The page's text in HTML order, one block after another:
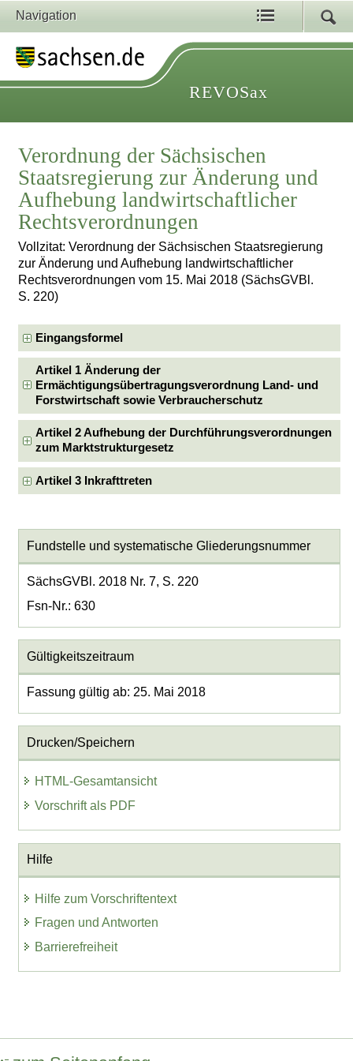
Navigation
REVOSax
Verordnung der Sächsischen
Staatsregierung zur Änderung und
Aufhebung landwirtschaftlicher
Rechtsverordnungen
Vollzitat: Verordnung der Sächsischen Staatsregierung
zur Änderung und Aufhebung landwirtschaftlicher
Rechtsverordnungen vom 15. Mai 2018 (SächsGVBl.
S. 220)
Eingangsformel
Artikel 1 Änderung der
Ermächtigungsübertragungsverordnung Land- und
Forstwirtschaft sowie Verbraucherschutz
Artikel 2 Aufhebung der Durchführungsverordnungen
zum Marktstrukturgesetz
Artikel 3 Inkrafttreten
Fundstelle und systematische Gliederungsnummer
SächsGVBl. 2018 Nr. 7, S. 220
Fsn-Nr.: 630
Gültigkeitszeitraum
Fassung gültig ab: 25. Mai 2018
Drucken/Speichern
HTML-Gesamtansicht
Vorschrift als PDF
Hilfe
Hilfe zum Vorschriftentext
Fragen und Antworten
Barrierefreiheit